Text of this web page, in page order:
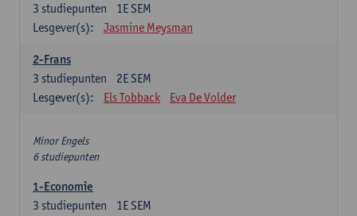
1E SEM
3 studiepunten
Lesgever(s):
Jasmine Meysman
2-Frans
2E SEM
3 studiepunten
Lesgever(s):
Els Tobback Eva De Volder
Minor Engels
6 studiepunten
1-Economie
1E SEM
3 studiepunten